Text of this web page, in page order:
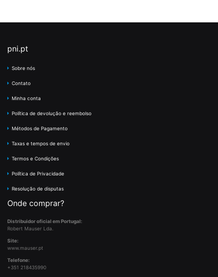
pni.pt
Sobre nós
Contato
Minha conta
Política de devolução e reembolso
Métodos de Pagamento
Taxas e tempos de envio
Termos e Condições
Política de Privacidade
Resolução de disputas
Onde comprar?
Distribuidor oficial em Portugal:
Robert Mauser Lda.
Site:
www.mauser.pt
Telefone:
+351 218435990